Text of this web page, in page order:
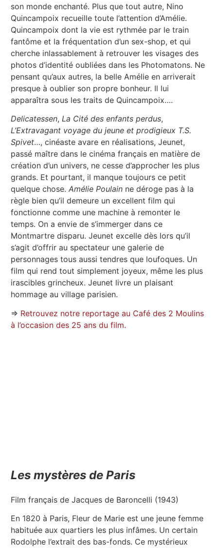
son monde enchanté. Plus que tout autre, Nino
Quincampoix recueille toute l’attention d’Amélie.
Quincampoix dont la vie est rythmée par le train
fantôme et la fréquentation d’un sex-shop, et qui
cherche inlassablement à retrouver les visages des
photos d’identité oubliées dans les Photomatons. Ne
pensant qu’aux autres, la belle Amélie en arriverait
presque à oublier son propre bonheur. Il lui
apparaîtra sous les traits de Quincampoix….
Delicatessen,La Cité des enfants perdus,
L’Extravagant voyage du jeune et prodigieux T.S.
Spivet…, cinéaste avare en réalisations, Jeunet,
passé maître dans le cinéma français en matière de
création d’un univers, ne cesse d’approcher les plus
grands. Et pourtant, il manque toujours ce petit
quelque chose.Amélie Poulain ne déroge pas à la
règle bien qu’il demeure un excellent film qui
fonctionne comme une machine à remonter le
temps. On a envie de s’immerger dans ce
Montmartre disparu. Jeunet excelle dès lors qu’il
s’agit d’offrir au spectateur une galerie de
personnages tous aussi tendres que loufoques. Un
film qui rend tout simplement joyeux, même les plus
irascibles grincheux. Jeunet livre un plaisant
hommage au village parisien.
⇒ Retrouvez notre reportage au Café des 2 Moulins
à l’occasion des 25 ans du film.
Les mystères de Paris
Film français de Jacques de Baroncelli (1943)
En 1820 à Paris, Fleur de Marie est une jeune femme
habituée aux quartiers les plus infâmes. Un certain
Rodolphe l’extrait des bas-fonds. Ce mystérieux